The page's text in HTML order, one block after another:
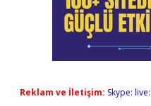
Reklam ve İletişim: Skype: